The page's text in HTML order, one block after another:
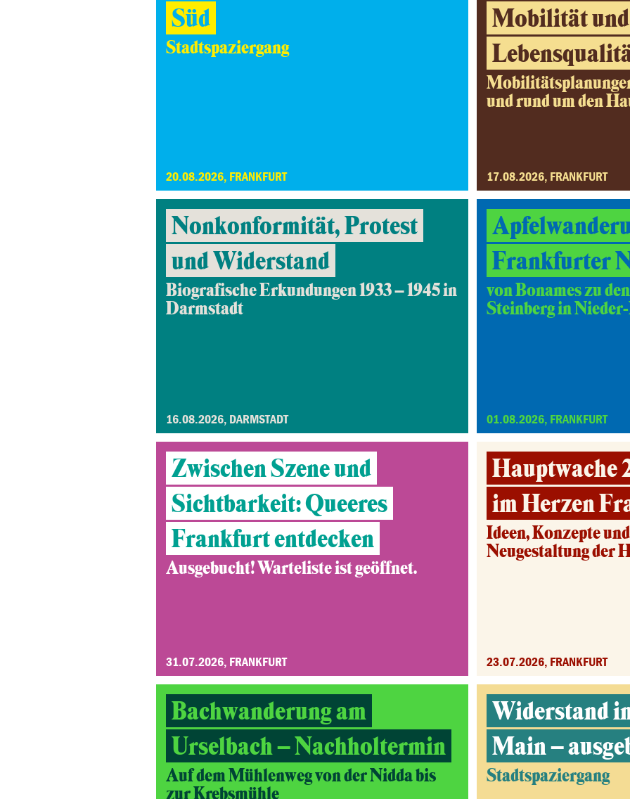
Süd
Stadtspaziergang
20.08.2026, FRANKFURT
Mobilität und
und rund um den
17.08.2026, FRANKFURT
Nonkonformität, Protest
und Widerstand
Biografische Erkundungen 1933 – 1945 in
Darmstadt
16.08.2026, DARMSTADT
Frankfurter
von Bonames zu
Steinberg in
01.08.2026, FRANKFURT
Zwischen Szene und
Sichtbarkeit: Queeres
Frankfurt entdecken
Ausgebucht! Warteliste ist geöffnet.
31.07.2026, FRANKFURT
Hauptwache
im Herzen
Ideen, Konzepte
Neugestaltung der
23.07.2026, FRANKFURT
Bachwanderung am
Urselbach – Nachholtermin
Auf dem Mühlenweg von der Nidda bis
zur Krebsmühle
Widerstand
Main –
Stadtspaziergang